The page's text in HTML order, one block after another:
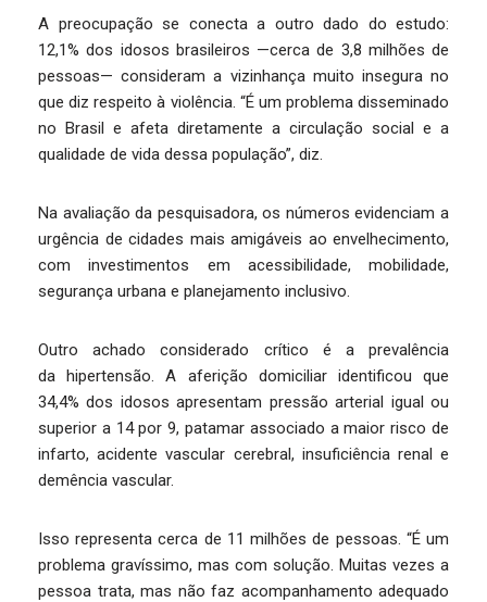
A preocupação se conecta a outro dado do estudo:
12,1% dos idosos brasileiros —cerca de 3,8 milhões de
pessoas— consideram a vizinhança muito insegura no
que diz respeito à violência. “É um problema disseminado
no Brasil e afeta diretamente a circulação social e a
qualidade de vida dessa população”, diz.
Na avaliação da pesquisadora, os números evidenciam a
urgência de cidades mais amigáveis ao envelhecimento,
com investimentos em acessibilidade, mobilidade,
segurança urbana e planejamento inclusivo.
Outro achado considerado crítico é a prevalência
da hipertensão. A aferição domiciliar identificou que
34,4% dos idosos apresentam pressão arterial igual ou
superior a 14 por 9, patamar associado a maior risco de
infarto, acidente vascular cerebral, insuficiência renal e
demência vascular.
Isso representa cerca de 11 milhões de pessoas. “É um
problema gravíssimo, mas com solução. Muitas vezes a
pessoa trata, mas não faz acompanhamento adequado